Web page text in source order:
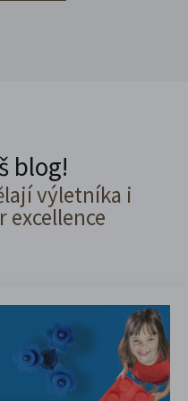
blog!
výletníka i
excellence